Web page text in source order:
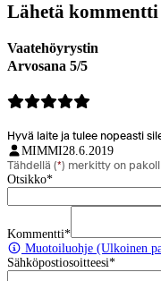
Lähetä
Vaatehöyrystin
Arvosana 5/5
Hyvä laite ja tulee nopeasti
MIMMI28.6.2019
Tähdellä (*) merkitty on
Otsikko*
Kommentti*
Muotoiluohje (Ulkoinen
Sähköpostiosoitteesi*